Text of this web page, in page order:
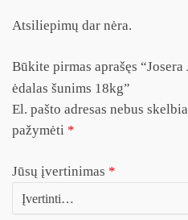
Atsiliepimų dar nėra.
Būkite pirmas aprašęs
ėdalas šunims 18kg”
El. pašto adresas nebus
pažymėti *
Jūsų įvertinimas *